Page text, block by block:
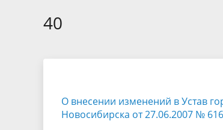
Отчет о работе
муниципальной службы
40
О внесении изменений в Устав
Новосибирска от 27.06.2007 № 616